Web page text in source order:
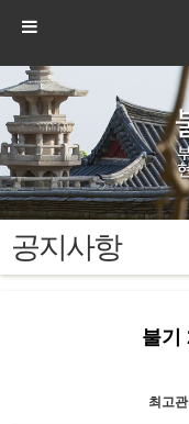
공지사항
불기
최고